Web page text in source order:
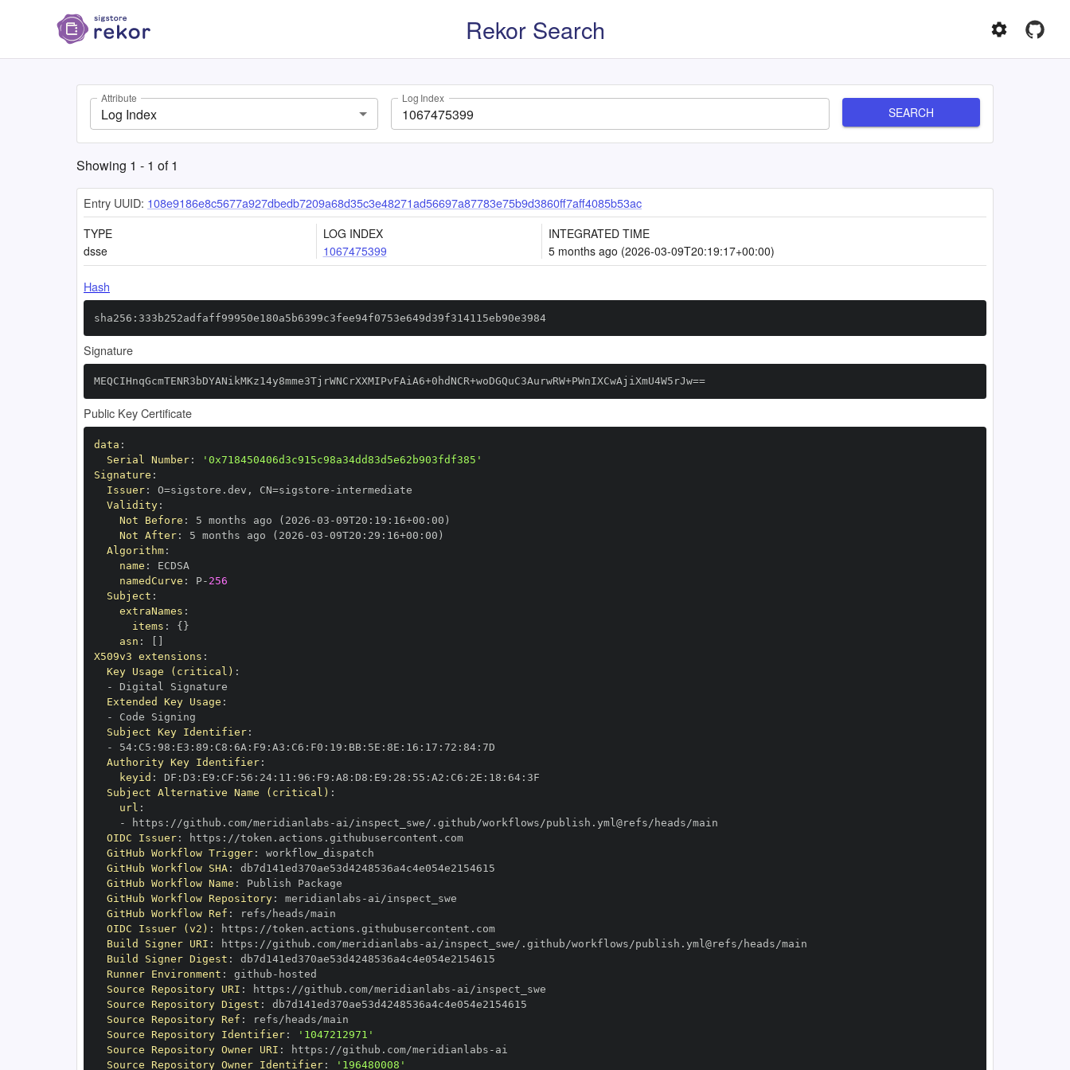
Rekor Search
Attribute
Log Index
Log Index
SEARCH
Showing 1 - 1 of1
Entry UUID: 108e9186e8c5677a927dbedb7209a68d35c3e48271ad56697a87783e75b9d3860ff7aff4085b53ac
TYPE
dsse
LOG INDEX
1067475399
INTEGRATED TIME
5 months ago (2026-03-09T20:19:17+00:00)
Hash
sha256:333b252adfaff99950e180a5b6399c3fee94f0753e649d39f314115eb90e3984
Signature
MEQCIHnqGcmTENR3bDYANikMKz14y8mme3TjrWNCrXXMIPvFAiA6+0hdNCR+woDGQuC3AurwRW+PWnIXCwAjiXmU4W5rJw==
Public Key Certificate
data :
Serial Number:
'0x718450406d3c915c98a34dd83d5e62b903fdf385'
Signature :
Issuer: O=sigstore.dev , CN=sigstore -
Validity:
Not Before : 5 months ago (2026 -03 -09T20 : 19 : 16+00 :
Not After: 5 months ago (2026 -03 -09T20 : 29 : 16+00 :
Algorithm:
name :
namedCurve : P- 256
Subject :
extraNames :
items : { }
asn :
X509v3 extensions :
Key Usage (critical) :
-
Extended Key Usage :
-
Subject Key Identifier:
-
54: C5 : 98 : E3 : 89 : C8 : 6A : F9 : A3 : C6 : F0 : 19 : BB: 5E : 8E : 16 : 17 : 72 : 84:
Authority Key Identifier:
keyid : DF : D3 : E9 : CF : 56 : 24: 11 : 96 : F9 : A8 : D8 : E9 : 28 : 55 : A2 : C6 : 2E : 18 : 64:
Subject Alternative Name (critical) :
url :
-
https : //github.com/meridianlabs -
OIDC Issuer: https :
//token.actions.githubusercontent.com
GitHub Workflow Trigger:
GitHub Workflow SHA:
GitHub Workflow Name :
GitHub Workflow Repository: meridianlabs -
GitHub Workflow Ref :
OIDC Issuer (v2) : https :
//token.actions.githubusercontent.com
Build Signer URI : https : //github.com/meridianlabs -
Build Signer Digest :
Runner Environment : github -
Source Repository URI : https : //github.com/meridianlabs -
Source Repository Digest :
Source Repository Ref :
Source Repository Identifier:
'1047212971'
Source Repository Owner URI : https : //github.com/meridianlabs -
Source Repository Owner Identifier: '196480008'